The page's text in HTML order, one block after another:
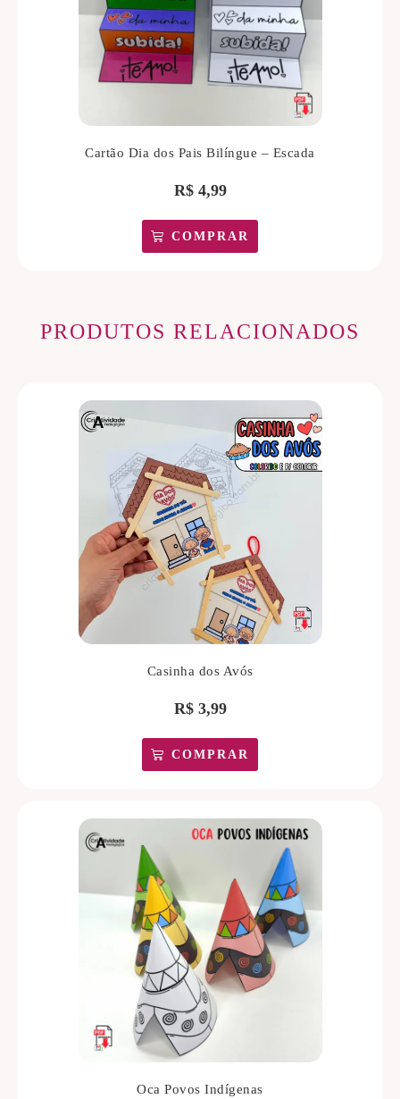
Cartão Dia dos Pais Bilíngue – Escada
R$4,99
COMPRAR
PRODUTOS RELACIONADOS
Casinha dos Avós
R$3,99
COMPRAR
Oca Povos Indígenas